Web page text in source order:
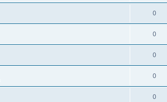
0
0
0
0
0